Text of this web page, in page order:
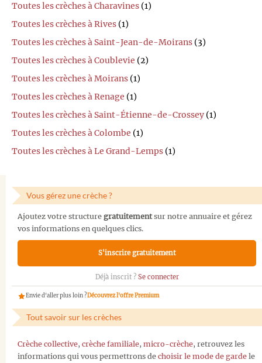
Toutes les crèches à Charavines (1)
Toutes les crèches à Rives (1)
Toutes les crèches à Saint-Jean-de-Moirans (3)
Toutes les crèches à Coublevie (2)
Toutes les crèches à Moirans (1)
Toutes les crèches à Renage (1)
Toutes les crèches à Saint-Étienne-de-Crossey (1)
Toutes les crèches à Colombe (1)
Toutes les crèches à Le Grand-Lemps (1)
Vous gérez une crèche ?
Ajoutez votre structure gratuitementsur notre annuaire et gérez
vos informations en quelques clics.
S'inscrire gratuitement
Déjà inscrit ? Se connecter
Envie d'aller plus loin ?Découvrez l'offre Premium
Tout savoir sur les crèches
Crèche collective, crèche familiale, micro-crèche, retrouvez les
informations qui vous permettrons de choisir le mode de garde le